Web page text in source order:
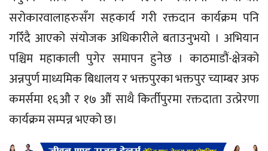
सरोकारवालाहरुसँग सहकार्य गरी रक्तदान कार्यक्रम पनि
गरिँदै आएको संयोजक अधिकारीले बताउनुभयो । अभियान
पश्चिम महाकाली पुगेर समापन हुनेछ । काठमाडौं-क्षेत्रको
अन्नपुर्ण माध्यमिक बिधालय र भक्तपुरका भक्तपुर च्याम्बर अफ
कमर्समा १६औ र १७ औं साथै किर्तीपुरमा रक्तदाता उत्प्रेरणा
कार्यक्रम सम्पन्न भएको छ।